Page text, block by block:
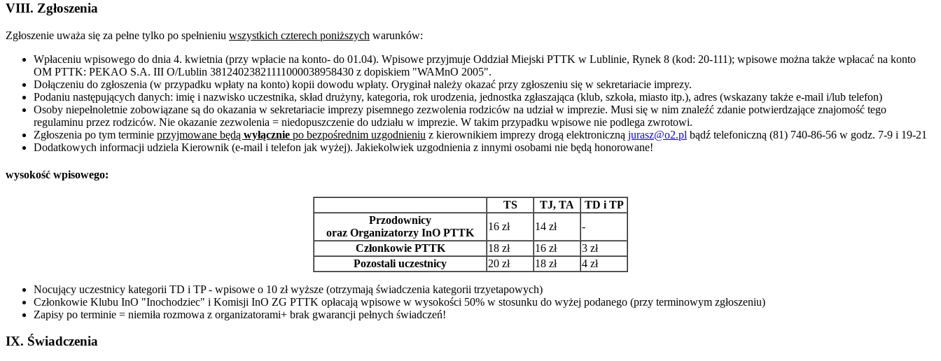
VIII. Zgłoszenia
Zgłoszenie uważa się za pełne tylko po spełnieniu wszystkich czterech poniższych warunków:
Wpłaceniu wpisowego do dnia 4. kwietnia (przy wpłacie na konto- do 01.04). Wpisowe przyjmuje Oddział Miejski PTTK w Lublinie, Rynek 8 (kod: 20-111); wpisowe można także wpłacać na konto
OM PTTK: PEKAO S.A. III O/Lublin 38124023821111000038958430 z dopiskiem "WAMnO 2005".
Dołączeniu do zgłoszenia (w przypadku wpłaty na konto) kopii dowodu wpłaty. Oryginał należy okazać przy zgłoszeniu się w sekretariacie imprezy.
Podaniu następujących danych: imię i nazwisko uczestnika, skład drużyny, kategoria, rok urodzenia, jednostka zgłaszająca (klub, szkoła, miasto itp.), adres (wskazany także e-mail i/lub telefon)
Osoby niepełnoletnie zobowiązane są do okazania w sekretariacie imprezy pisemnego zezwolenia rodziców na udział w imprezie. Musi się w nim znaleźć zdanie potwierdzające znajomość tego
regulaminu przez rodziców. Nie okazanie zezwolenia = niedopuszczenie do udziału w imprezie. W takim przypadku wpisowe nie podlega zwrotowi.
Zgłoszenia po tym terminie przyjmowane będą wyłącznie po bezpośrednim uzgodnieniu z kierownikiem imprezy drogą elektroniczną jurasz@o2.pl bądź telefoniczną (81) 740-86-56 w godz. 7-9 i 19-21
Dodatkowych informacji udziela Kierownik (e-mail i telefon jak wyżej). Jakiekolwiek uzgodnienia z innymi osobami nie będą honorowane!
wysokość wpisowego:
TS TJ, TA
TD i TP
Przodownicy
oraz Organizatorzy InO PTTK
16 zł 14 zł
-
Członkowie PTTK
18 zł 16 zł
3 zł
Pozostali uczestnicy
20 zł 18 zł 4 zł
Nocujący uczestnicy kategorii TD i TP - wpisowe o 10 zł wyższe (otrzymają świadczenia kategorii trzyetapowych)
Członkowie Klubu InO "Inochodziec" i Komisji InO ZG PTTK opłacają wpisowe w wysokości 50% w stosunku do wyżej podanego (przy terminowym zgłoszeniu)
Zapisy po terminie = niemiła rozmowa z organizatorami+ brak gwarancji pełnych świadczeń!
IX. Świadczenia